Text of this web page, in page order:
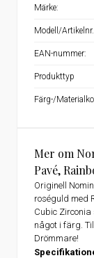
Mer om
Pavé,
Originell
roséguld med
Cubic
något i färg.
Drömmare!
Märke:
Modell/
EAN-nummer:
Produkttyp
Färg-/